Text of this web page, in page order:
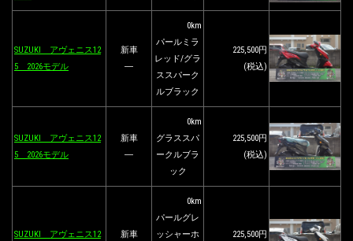
SUZUKI アヴェニス12
5 2026モデル
新車
―
0km
パールミラ
レッド/グラ
ススパーク
ルブラック
225,500円
(税込)
SUZUKI アヴェニス12
5 2026モデル
新車
―
0km
グラススパ
ークルブラ
ック
225,500円
(税込)
SUZUKI アヴェニス12
新車
0km
パールグレ
ッシャーホ
225,500円